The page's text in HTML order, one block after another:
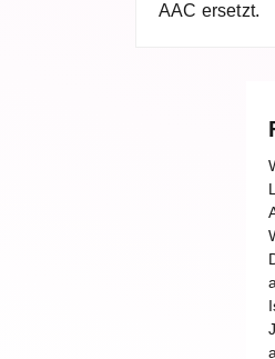
AAC ersetzt.